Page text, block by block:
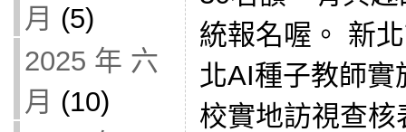
月 (5)
2025 年 六
月 (10)
統報名喔。 新
北AI種子教師實
校實地訪視查